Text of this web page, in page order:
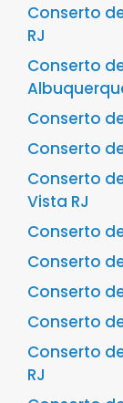
Conserto
RJ
Conserto
Conserto
Conserto
Conserto
Vista RJ
Conserto
Conserto
Conserto
Conserto
Conserto
RJ